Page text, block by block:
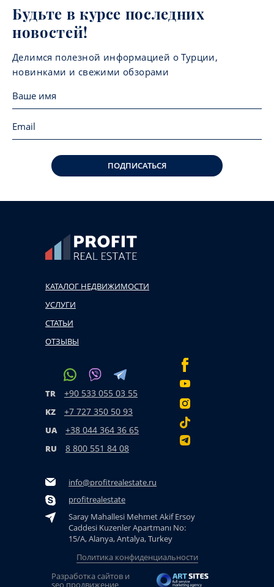
Будьте в курсе последних
новостей!
Делимся полезной информацией о Турции,
новинками и свежими обзорами
ПОДПИСАТЬСЯ
КАТАЛОГ НЕДВИЖИМОСТИ
УСЛУГИ
СТАТЬИ
ОТЗЫВЫ
TR +90 533 055 03 55
KZ +7 727 350 50 93
UA +38 044 364 36 65
RU 8 800 551 84 08
info@profitrealestate.ru
profitrealestate
Saray Mahallesi Mehmet Akif Ersoy
Caddesi Kuzenler Apartmanı No:
15/A, Alanya, Antalya, Turkey
Политика конфиденциальности
Разработка сайтов и
seo продвижение